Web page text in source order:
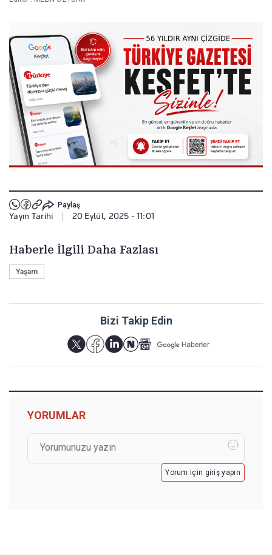
Paylaş
Yayın Tarihi 20 Eylül, 2025 - 11:01
Haberle İlgili Daha Fazlası
Yaşam
Bizi Takip Edin
YORUMLAR
Yorum için giriş yapın